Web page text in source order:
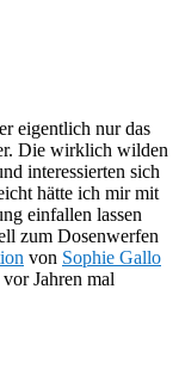
eigentlich nur das
Die wirklich wilden
interessierten sich
hätte ich mir mit
einfallen lassen
zum Dosenwerfen
von Sophie Gallo
Jahren mal